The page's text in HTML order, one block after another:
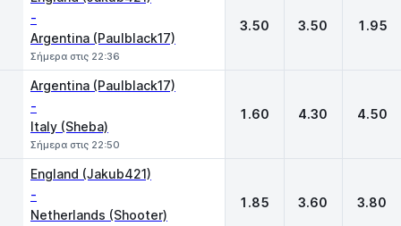
-
Argentina (Paulblack17)
Σήμερα στις 22:36
3.50 3.50 1.95
Argentina (Paulblack17)
-
Italy (Sheba)
Σήμερα στις 22:50
1.60 4.30 4.50
England (Jakub421)
-
Netherlands (Shooter)
1.85 3.60 3.80